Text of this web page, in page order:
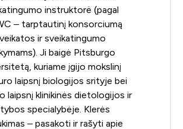
instruktorė (pagal
– tarptautinį konsorciumą
ir sveikatingumo
). Ji baigė Pitsburgo
kuriame įgijo mokslinį
laipsnį biologijos srityje bei
laipsnį klinikinės dietologijos ir
specialybėje. Klerės
– pasakoti ir rašyti apie